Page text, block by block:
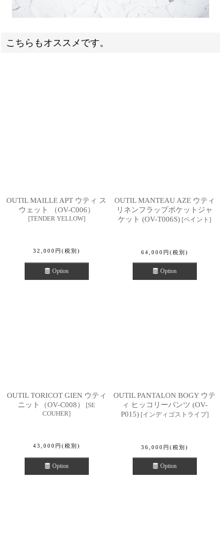
こちらもオススメです。
OUTIL MAILLE APT ウティ ス
ウェット （OV-C006）
[TENDER YELLOW]
32,000 円 (税別)
Option
OUTIL MANTEAU AZE ウティ
リネンフラップポケットジャ
ケット (OV-T006S) [ペイント ]
64,000 円 (税別)
Option
OUTIL TORICOT GIEN ウティ
ニット（OV-C008）
[SE
COUHER]
43,000 円 (税別)
Option
OUTIL PANTALON BOGY ウテ
ィ ヒッコリーパンツ (OV-
P015) [インディゴストライプ]
36,000 円 (税別)
Option